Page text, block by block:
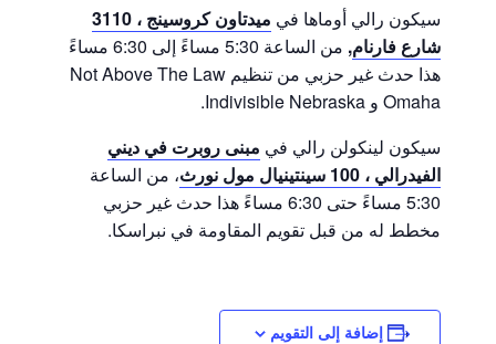
سيكون رالي أوماها في
ميدتاون كروسينج ، 3110
شارع فارنام,
من الساعة 5:30 مساءً إلى 6:30 مساءً
هذا حدث غير حزبي من تنظيم Not Above The Law
Omaha و Indivisible Nebraska.
سيكون لينكولن رالي في مبنى روبرت في ديني
الفيدرالي ، 100 سينتينيال مول نورث
، من الساعة
5:30 مساءً حتى 6:30 مساءً هذا حدث غير حزبي
مخطط له من قبل تقويم المقاومة في نبراسكا.
إضافة إلى التقويم